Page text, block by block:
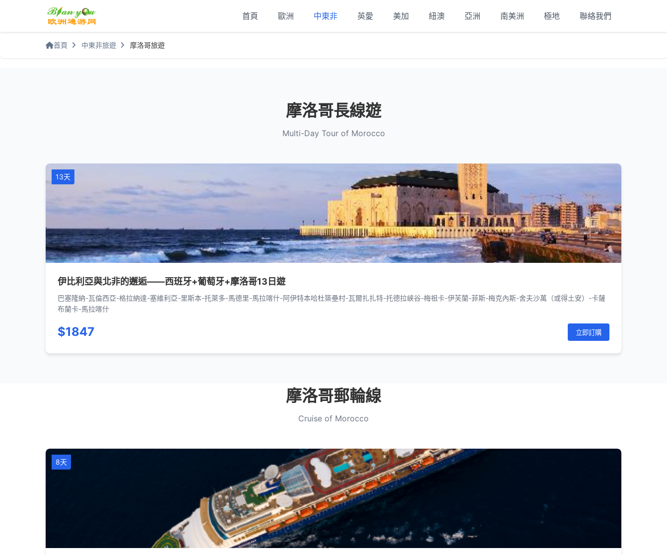
首頁 歐洲 中東非 英愛 美加 紐澳 亞洲 南美洲 極地 聯絡我們
首頁 中東非旅遊 摩洛哥旅遊
摩洛哥長線遊
Multi-Day Tour of Morocco
13天
伊比利亞與北非的邂逅——西班牙+葡萄牙+摩洛哥13日遊
巴塞隆納-瓦倫西亞-格拉納達-塞維利亞-里斯本-托萊多-馬德里-馬拉喀什-阿伊特本哈杜築壘村-瓦爾扎扎特-托德拉峽谷-梅祖卡-伊芙蘭-菲斯-梅克內斯-舍夫沙萬（或得土安）-卡薩
布蘭卡-馬拉喀什
$1847 立即訂購
摩洛哥郵輪線
Cruise of Morocco
8天